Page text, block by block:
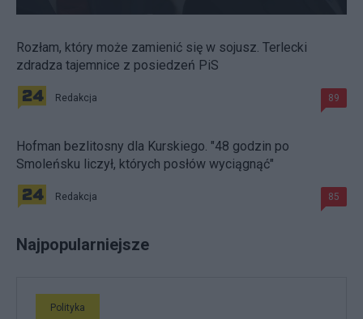
Rozłam, który może zamienić się w sojusz. Terlecki
zdradza tajemnice z posiedzeń PiS
Redakcja 89
Hofman bezlitosny dla Kurskiego. "48 godzin po
Smoleńsku liczył, których posłów wyciągnąć"
Redakcja 85
Najpopularniejsze
Polityka